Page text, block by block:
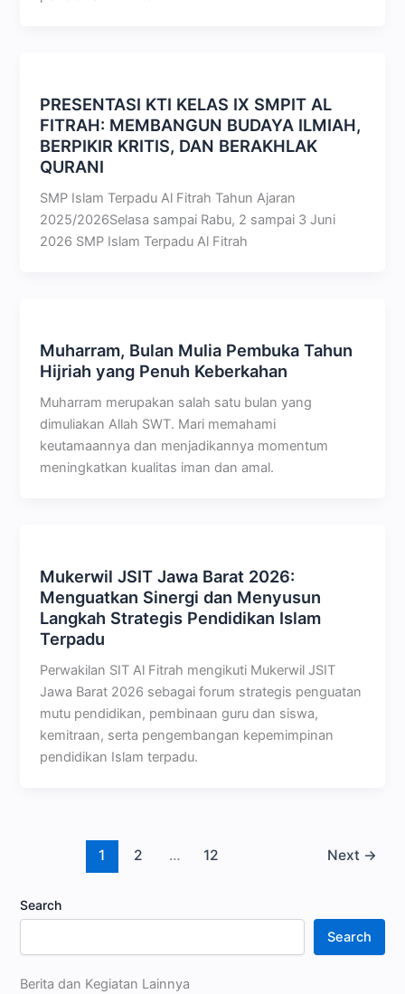
PRESENTASI KTI KELAS IX SMPIT AL
FITRAH: MEMBANGUN BUDAYA ILMIAH,
BERPIKIR KRITIS, DAN BERAKHLAK
QURANI
SMP Islam Terpadu Al Fitrah Tahun Ajaran
2025/2026Selasa sampai Rabu, 2 sampai 3 Juni
2026 SMP Islam Terpadu Al Fitrah
Muharram, Bulan Mulia Pembuka Tahun
Hijriah yang Penuh Keberkahan
Muharram merupakan salah satu bulan yang
dimuliakan Allah SWT. Mari memahami
keutamaannya dan menjadikannya momentum
meningkatkan kualitas iman dan amal.
Mukerwil JSIT Jawa Barat 2026:
Menguatkan Sinergi dan Menyusun
Langkah Strategis Pendidikan Islam
Terpadu
Perwakilan SIT Al Fitrah mengikuti Mukerwil JSIT
Jawa Barat 2026 sebagai forum strategis penguatan
mutu pendidikan, pembinaan guru dan siswa,
kemitraan, serta pengembangan kepemimpinan
pendidikan Islam terpadu.
1 2 … 12 Next →
Search
Search
Berita dan Kegiatan Lainnya